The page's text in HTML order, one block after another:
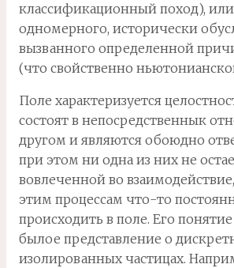
классификационный поход),
одномерного, исторически
вызванного определенной
(что свойственно
Поле характеризуется
состоят в непосредственнык
другом и являются обоюдно
при этом ни одна из них не
вовлеченной во
этим процессам что-то
происходить в поле. Его
былое представление о
изолированных частицах.